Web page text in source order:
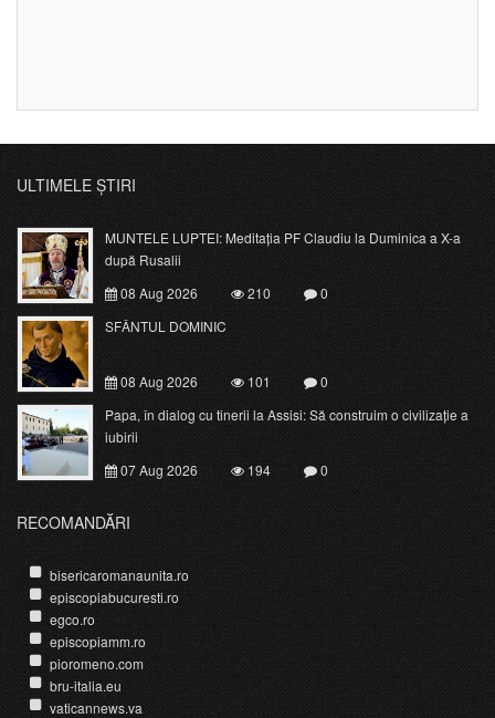
ULTIMELE ȘTIRI
MUNTELE LUPTEI: Meditația PF Claudiu la Duminica a X-a
după Rusalii
08 Aug 2026
210
0
SFÂNTUL DOMINIC
08 Aug 2026 101
0
Papa, în dialog cu tinerii la Assisi: Să construim o civilizație a
iubirii
07 Aug 2026
194 0
RECOMANDĂRI
bisericaromanaunita.ro
episcopiabucuresti.ro
egco.ro
episcopiamm.ro
pioromeno.com
bru-italia.eu
vaticannews.va